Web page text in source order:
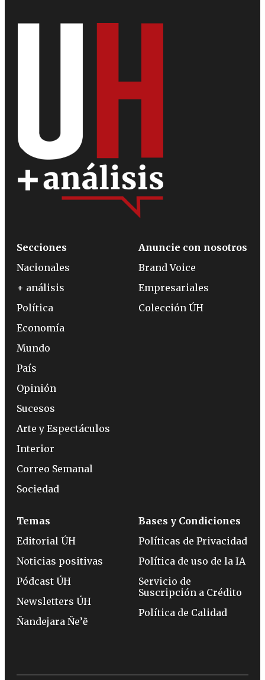
Secciones
Nacionales
+ análisis
Política
Economía
Mundo
País
Opinión
Sucesos
Arte y Espectáculos
Interior
Correo Semanal
Sociedad
Anuncie con nosotros
Brand Voice
Empresariales
Colección ÚH
Temas
Editorial ÚH
Noticias positivas
Pódcast ÚH
Newsletters ÚH
Ñandejara Ñe’ẽ
Bases y Condiciones
Políticas de Privacidad
Política de uso de la IA
Servicio de
Suscripción a Crédito
Política de Calidad